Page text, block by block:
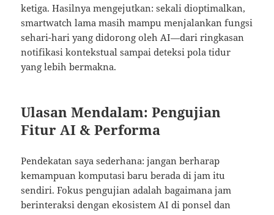
ketiga. Hasilnya mengejutkan: sekali dioptimalkan,
smartwatch lama masih mampu menjalankan fungsi
sehari-hari yang didorong oleh AI—dari ringkasan
notifikasi kontekstual sampai deteksi pola tidur
yang lebih bermakna.
Ulasan Mendalam: Pengujian
Fitur AI & Performa
Pendekatan saya sederhana: jangan berharap
kemampuan komputasi baru berada di jam itu
sendiri. Fokus pengujian adalah bagaimana jam
berinteraksi dengan ekosistem AI di ponsel dan